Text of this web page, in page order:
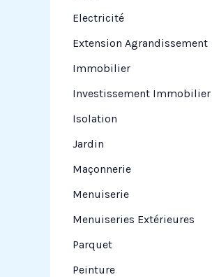
Electricité
Extension Agrandissement
Immobilier
Investissement Immobilier
Isolation
Jardin
Maçonnerie
Menuiserie
Menuiseries Extérieures
Parquet
Peinture